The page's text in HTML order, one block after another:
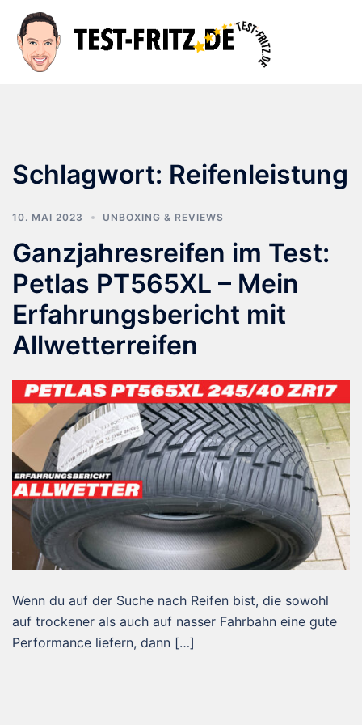
Inhalt
springen
Schlagwort: Reifenleistung
10. MAI 2023 UNBOXING & REVIEWS
Ganzjahresreifen im Test:
Petlas PT565XL – Mein
Erfahrungsbericht mit
Allwetterreifen
Wenn du auf der Suche nach Reifen bist, die sowohl
auf trockener als auch auf nasser Fahrbahn eine gute
Performance liefern, dann […]